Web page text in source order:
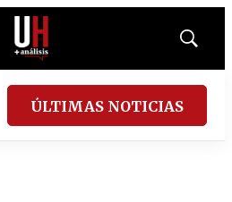
Mostrar
ÚLTIMAS NOTICIAS